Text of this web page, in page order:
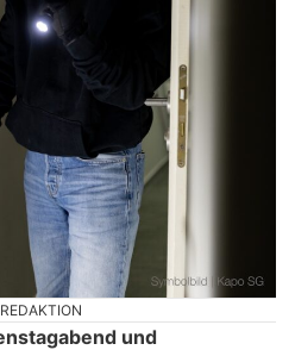
und